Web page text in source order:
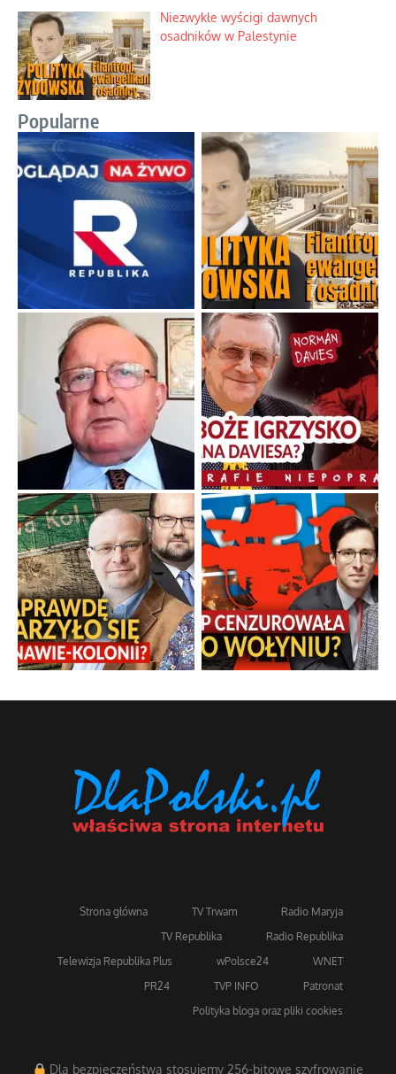
Niezwykłe wyścigi dawnych
osadników w Palestynie
Popularne
Strona główna TV Trwam
Radio Maryja
TV Republika
Radio Republika
Telewizja Republika Plus
wPolsce24
WNET
PR24
TVP INFO
Patronat
Polityka bloga oraz pliki cookies
Dla bezpieczeństwa stosujemy 256-bitowe szyfrowanie